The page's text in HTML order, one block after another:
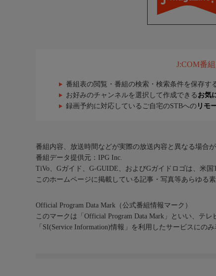
J:COM番
番組表の閲覧・番組の検索・検索条件を保存す
お好みのチャンネルを選択して作成できる お気
録画予約に対応しているご自宅のSTBへの リモ
番組内容、放送時間などが実際の放送内容と異なる場合が
番組データ提供元：IPG Inc.
TiVo、Gガイド、G-GUIDE、およびGガイドロゴは、米
このホームページに掲載している記事・写真等あらゆる
Official Program Data Mark（公式番組情報マーク）
このマークは「Official Program Data Mark」といい、テ
「SI(Service Information)情報」を利用したサービスにの